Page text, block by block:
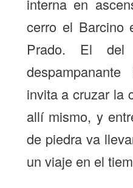
interna en
cerro el Barcino
Prado. El del
invita a cruzar la
allí mismo, y
de piedra va
un viaje en el